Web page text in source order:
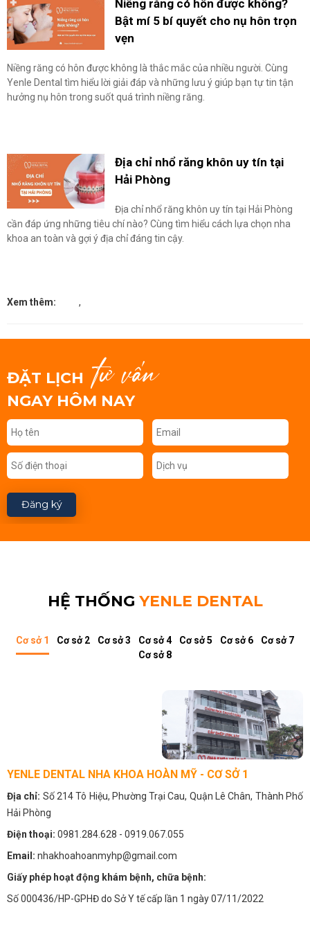
Niềng răng có hôn được không?
Bật mí 5 bí quyết cho nụ hôn trọn
vẹn
Niềng răng có hôn được không là thắc mắc của nhiều người. Cùng
Yenle Dental tìm hiểu lời giải đáp và những lưu ý giúp bạn tự tin tận
hưởng nụ hôn trong suốt quá trình niềng răng.
Địa chỉ nhổ răng khôn uy tín tại
Hải Phòng
Địa chỉ nhổ răng khôn uy tín tại Hải Phòng
cần đáp ứng những tiêu chí nào? Cùng tìm hiểu cách lựa chọn nha
khoa an toàn và gợi ý địa chỉ đáng tin cậy.
Xem thêm: ,
ĐẶT LỊCH tư vấn
NGAY HÔM NAY
Đăng ký
HỆ THỐNG YENLE DENTAL
Cơ sở 1 Cơ sở 2 Cơ sở 3 Cơ sở 4 Cơ sở 5 Cơ sở 6
Cơ sở 7
Cơ sở 8
YENLE DENTAL NHA KHOA HOÀN MỸ - CƠ SỞ 1
Địa chỉ: Số 214 Tô Hiệu, Phường Trại Cau, Quận Lê Chân, Thành Phố
Hải Phòng
Điện thoại: 0981.284.628 - 0919.067.055
Email: nhakhoahoanmyhp@gmail.com
Giấy phép hoạt động khám bệnh, chữa bệnh:
Số 000436/HP-GPHĐ do Sở Y tế cấp lần 1 ngày 07/11/2022